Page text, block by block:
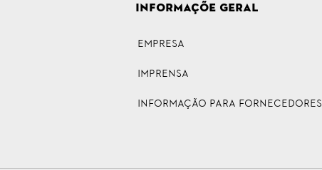
INFORMAÇÕE GERAL
Empresa
Imprensa
INFORMAÇÃO PARA FORNECEDORES